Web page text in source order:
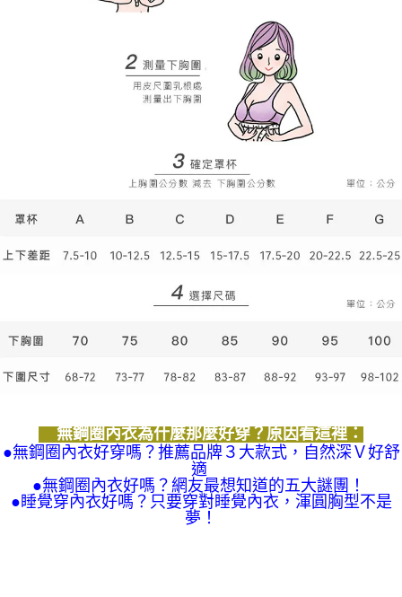
無鋼圈內衣為什麼那麼好穿？原因看這裡：
●無鋼圈內衣好穿嗎？推薦品牌３大款式，自然深Ｖ好舒
適
●無鋼圈內衣好嗎？網友最想知道的五大謎團！
●睡覺穿內衣好嗎？只要穿對睡覺內衣，渾圓胸型不是
夢！